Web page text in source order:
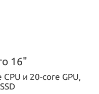
16"
и 20-core GPU,